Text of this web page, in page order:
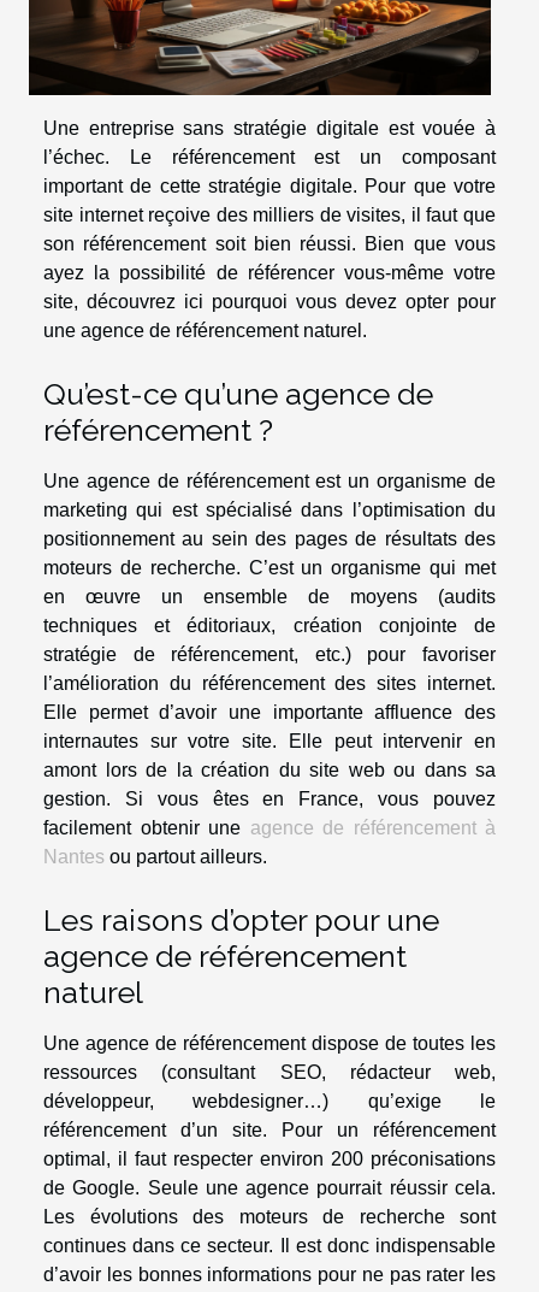
Une entreprise sans stratégie digitale est vouée à
l’échec. Le référencement est un composant
important de cette stratégie digitale. Pour que votre
site internet reçoive des milliers de visites, il faut que
son référencement soit bien réussi. Bien que vous
ayez la possibilité de référencer vous-même votre
site, découvrez ici pourquoi vous devez opter pour
une agence de référencement naturel.
Qu’est-ce qu’une agence de
référencement ?
Une agence de référencement est un organisme de
marketing qui est spécialisé dans l’optimisation du
positionnement au sein des pages de résultats des
moteurs de recherche. C’est un organisme qui met
en œuvre un ensemble de moyens (audits
techniques et éditoriaux, création conjointe de
stratégie de référencement, etc.) pour favoriser
l’amélioration du référencement des sites internet.
Elle permet d’avoir une importante affluence des
internautes sur votre site. Elle peut intervenir en
amont lors de la création du site web ou dans sa
gestion. Si vous êtes en France, vous pouvez
facilement obtenir une agence de référencement à
Nantes ou partout ailleurs.
Les raisons d’opter pour une
agence de référencement
naturel
Une agence de référencement dispose de toutes les
ressources (consultant SEO, rédacteur web,
développeur, webdesigner…) qu’exige le
référencement d’un site. Pour un référencement
optimal, il faut respecter environ 200 préconisations
de Google. Seule une agence pourrait réussir cela.
Les évolutions des moteurs de recherche sont
continues dans ce secteur. Il est donc indispensable
d’avoir les bonnes informations pour ne pas rater les